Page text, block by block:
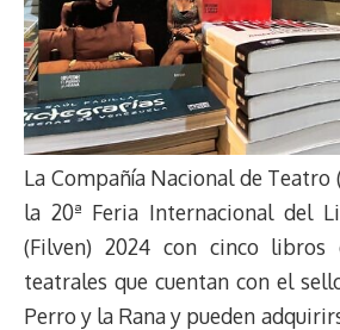
La Compañía Nacional de
la 20ª Feria Internacional del
(Filven) 2024 con cinco libros
teatrales que cuentan con el
Perro y la Rana y pueden